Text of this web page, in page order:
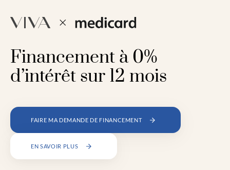
Financement à 0%
d’intérêt sur 12 mois
FAIRE MA DEMANDE DE FINANCEMENT
EN SAVOIR PLUS